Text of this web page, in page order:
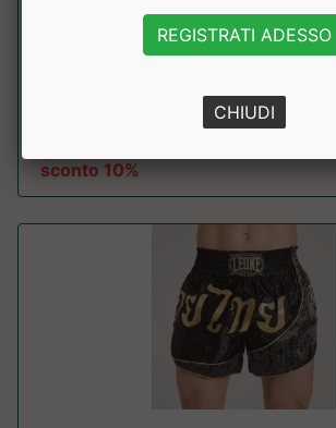
Leone
Pantaloncini Kick/Thai con spacchi
sconto 10%
REGISTRATI ADESSO
CHIUDI